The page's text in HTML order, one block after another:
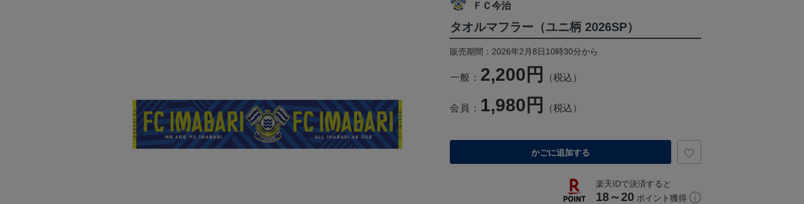
ＦＣ今治
タオルマフラー（ユニ柄 2026SP）
販売期間：2026年2月8日10時30分から
一般： 2,200円 （税込）
会員： 1,980円 （税込）
かごに追加する
楽天IDで決済すると
18～20 ポイント獲得